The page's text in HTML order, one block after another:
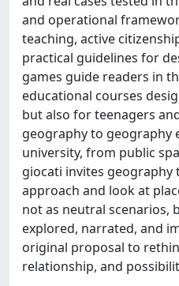
and operational
teaching, active
practical guidelines for
games guide readers in
educational courses
but also for teenagers
geography to geography
university, from public
giocati invites geography
approach and look at
not as neutral scenarios,
explored, narrated, and
original proposal to
relationship, and